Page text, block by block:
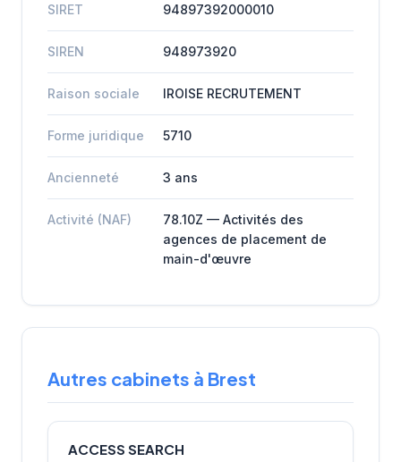
SIRET 94897392000010
SIREN 948973920
Raison sociale IROISE RECRUTEMENT
Forme juridique 5710
Ancienneté 3 ans
Activité (NAF)
78.10Z — Activités des
agences de placement de
main-d'œuvre
Autres cabinets à Brest
ACCESS SEARCH